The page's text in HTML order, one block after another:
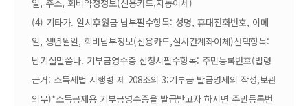
일, 주소, 회비약정정보(신용카드,자동이체)
(4) 기타가. 일시후원금 납부필수항목: 성명, 휴대전화번호, 이메
일, 생년월일, 회비납부정보(신용카드,실시간계좌이체)선택항목:
남기실말씀나. 기부금영수증 신청시필수항목: 주민등록번호(법령
근거: 소득세법 시행령 제 208조의 3:기부금 발급명세의 작성,보관
의무)*소득공제용 기부금영수증을 발급받고자 하시면 주민등록번